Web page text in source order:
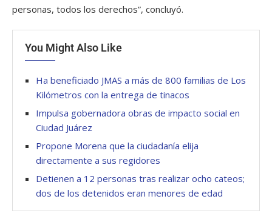
personas, todos los derechos”, concluyó.
You Might Also Like
Ha beneficiado JMAS a más de 800 familias de Los
Kilómetros con la entrega de tinacos
Impulsa gobernadora obras de impacto social en
Ciudad Juárez
Propone Morena que la ciudadanía elija
directamente a sus regidores
Detienen a 12 personas tras realizar ocho cateos;
dos de los detenidos eran menores de edad